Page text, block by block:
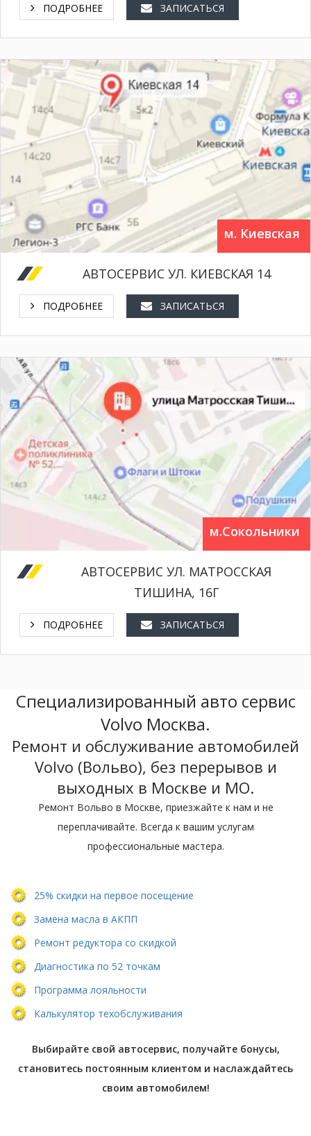
ПОДРОБНЕЕ ЗАПИСАТЬСЯ
м. Киевская
АВТОСЕРВИС УЛ. КИЕВСКАЯ 14
ПОДРОБНЕЕ ЗАПИСАТЬСЯ
+7 (495) 150 60 41
м.Сокольники
АВТОСЕРВИС УЛ. МАТРОССКАЯ
ТИШИНА, 16Г
ПОДРОБНЕЕ ЗАПИСАТЬСЯ
+7 (495) 150 60 41
Специализированный авто сервис
Volvo Москва.
Ремонт и обслуживание автомобилей
Volvo (Вольво), без перерывов и
выходных в Москве и МО.
Ремонт Вольво в Москве, приезжайте к нам и не
переплачивайте. Всегда к вашим услугам
профессиональные мастера.
25% скидки на первое посещение
Замена масла в АКПП
Ремонт редуктора со скидкой
Диагностика по 52 точкам
Программа лояльности
Калькулятор техобслуживания
Выбирайте свой автосервис, получайте бонусы,
становитесь постоянным клиентом и наслаждайтесь
своим автомобилем!